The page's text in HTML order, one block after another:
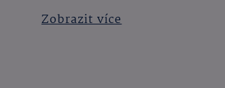
Zobrazit více